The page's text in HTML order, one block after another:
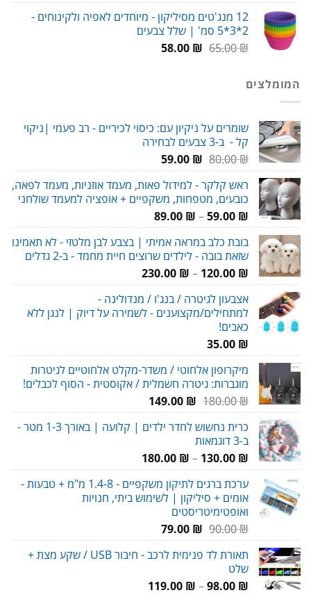
עד
12 מנג'טים מסיליקון - מיוחדים לאפיה ולקינוחים -
2*3*5 סמ' | שלל צבעים
65.00₪
המחיר58.00 ₪
המחיר
המומלצים
שומרים על ניקיון עם: כיסוי לכיריים - רב פעמי |ניקוי
קל - ב-3 צבעים לבחירה
80.00₪
המחיר
היה:
80.00 ₪.
59.00 ₪
המחיר
הוא:
59.00 ₪.
ראש קלקר - למידול פאות, מעמד אוזניות, מעמד לפאה,
כובעים, מטפחות, משקפיים + אופציה למעמד שולחני
59.00 ₪
–
89.00 ₪
טווח
עד
בובת כלב במראה אמיתי | בצבע לבן מלטזי - לא תאמינו
שזאת בובה - לילדים שרוצים חיית מחמד - ב-2 גדלים
120.00 ₪
–
230.00 ₪
טווח
עד
אצבעון לגיטרה / בנג'ו / מנדולינה -
למתחילים/מקצוענים - לשמירה על דיוק | לנגן ללא
כאבים!
35.00 ₪
מיקרופון אלחוטי / משדר-מקלט אלחוטיים לגיטרות
מוגברות: גיטרה חשמלית / אקוסטית - הסוף לכבלים!
180.00₪
המחיר
היה:
180.00 ₪.
149.00 ₪
המחיר
הוא:
כרית נחשוש לחדר ילדים | קלועה | באורך 1-3 מטר -
ב-3 דוגמאות
130.00 ₪
–
180.00 ₪
עד
ערכת ברגים לתיקון משקפיים - 1.4-8 מ"מ + טבעות -
אומים + סיליקון | לשימוש ביתי, חנויות
ואופטימיטריסטים
90.00₪
המחיר
היה:
79.00 ₪
המחיר
הוא:
תאורת לד פנימית לרכב - חיבור USB / שקע מצת +
שלט
98.00 ₪
–
119.00 ₪